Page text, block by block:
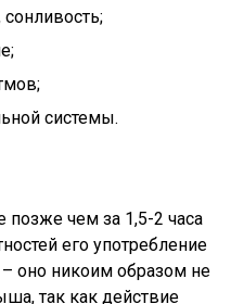
системы.
чем за 1,5-2 часа
его употребление
оно никоим образом не
так как действие